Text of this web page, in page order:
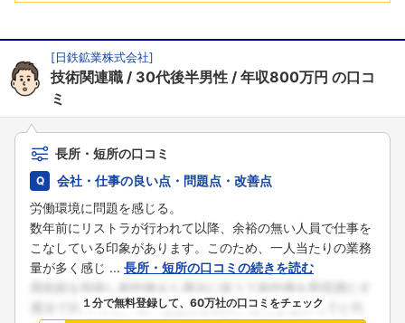
[日鉄鉱業株式会社]
技術関連職 30代後半男性 年収800万円 の口コ
ミ
長所・短所の口コミ
会社・仕事の良い点・問題点・改善点
労働環境に問題を感じる。
数年前にリストラが行われて以降、余裕の無い人員で仕事を
こなしている印象があります。このため、一人当たりの業務
量が多く感じ ... 長所・短所の口コミの続きを読む
１分で無料登録して、60万社の口コミをチェック